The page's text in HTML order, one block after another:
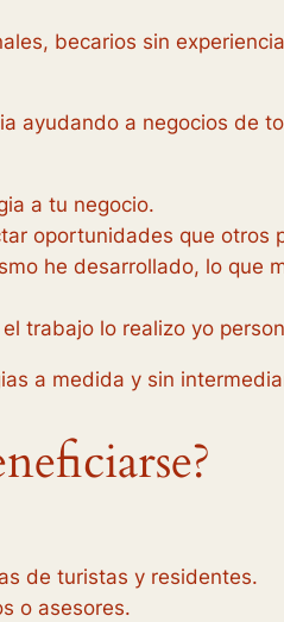
becarios sin
ayudando a negocios de
a tu negocio.
oportunidades que otros
he desarrollado, lo que
trabajo lo realizo yo
a medida y sin
de turistas y residentes.
o asesores.